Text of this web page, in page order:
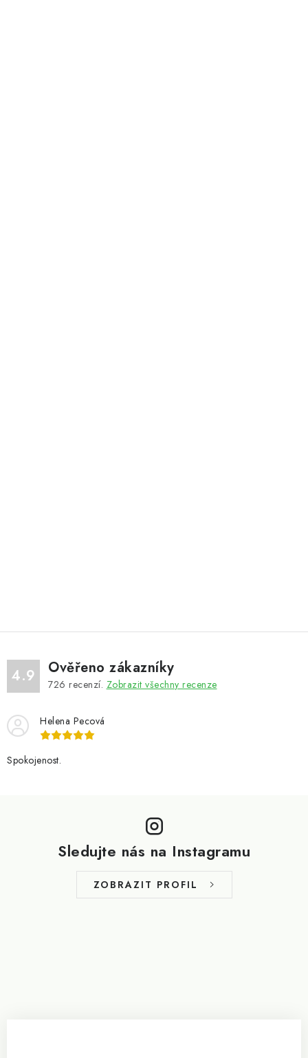
4.9 Ověřeno zákazníky
726 recenzí. Zobrazit všechny recenze
Helena Pecová
Spokojenost.
Sledujte nás na Instagramu
ZOBRAZIT PROFIL